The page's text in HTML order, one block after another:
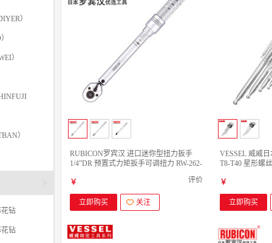
）
）
）
钻
钻
RUBICON罗宾汉 进口迷你型扭力扳手
1/4”DR 预置式力矩扳手可调扭力 RW-262-
评价
￥
立即购买 关注
VESSEL 威威
T8-T40 星形螺
￥
立即购买